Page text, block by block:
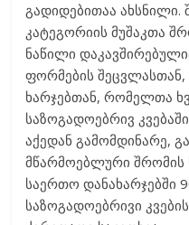
გადიდებითაა ახსნილი.
კატეგორიის მუშაკთა
ნაწილი
ფორმების შეცვლასთან,
ხარჯებთან, რომელთა
საზოგადოებრივ
აქედან გამომდინარე,
მწარმოებლური შრომის
საერთო დანახარჯებში
საზოგადოებრივი